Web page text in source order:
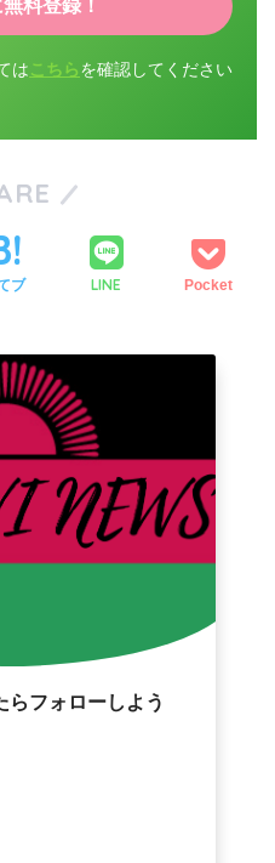
は こちら を確認してください
ブ LINE Pocket
らフォローしよう